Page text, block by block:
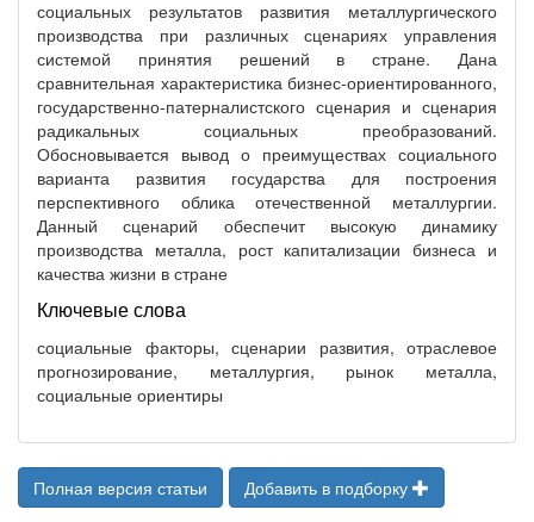
социальных результатов развития металлургического
производства при различных сценариях управления
системой принятия решений в стране. Дана
сравнительная характеристика бизнес-ориентированного,
государственно-патерналистского сценария и сценария
радикальных социальных преобразований.
Обосновывается вывод о преимуществах социального
варианта развития государства для построения
перспективного облика отечественной металлургии.
Данный сценарий обеспечит высокую динамику
производства металла, рост капитализации бизнеса и
качества жизни в стране
Ключевые слова
социальные факторы, сценарии развития, отраслевое
прогнозирование, металлургия, рынок металла,
социальные ориентиры
Полная версия статьи Добавить в подборку